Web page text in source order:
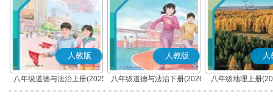
人教版
八年级道德与法治上册(2025
秋版)(部编版)
人教版
八年级道德与法治下册(2026
春版)(部编版)
人
八年级地理上册